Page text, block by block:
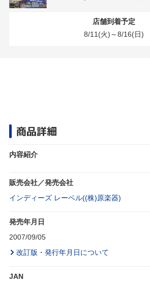
店舗到着予定
8/11(火)～8/16(日)
商品詳細
内容紹介
販売会社／発売会社
インディーズ レーベル((株)原楽器)
発売年月日
2007/09/05
改訂版・発行年月日について
JAN